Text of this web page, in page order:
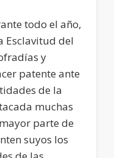
todo el año,
Esclavitud del
y
patente ante
de la
muchas
parte de
suyos los